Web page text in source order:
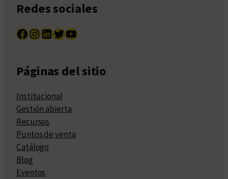
Redes sociales
Facebook InstagramLinkedIn Twitter YouTube
Páginas del sitio
Institucional
Gestión abierta
Recursos
Puntos de venta
Catálogo
Blog
Eventos